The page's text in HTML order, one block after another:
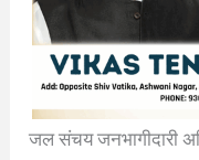
जल संचय जनभागीदारी